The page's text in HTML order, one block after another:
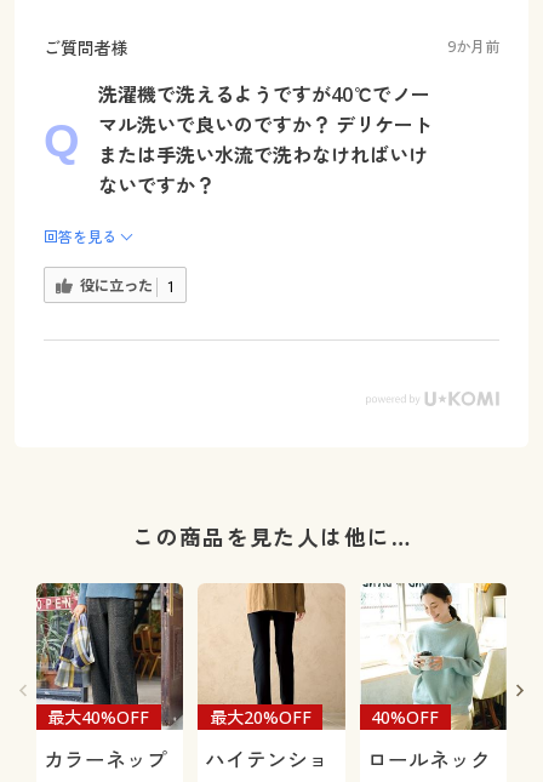
ご質問者様 9か月前
洗濯機で洗えるようですが40℃でノー
マル洗いで良いのですか？ デリケート
または手洗い水流で洗わなければいけ
ないですか？
回答を見る
役に立った 1
この商品を見た人は他に…
カラーネップ
最大40%OFF
ハイテンショ
最大20%OFF
ロールネック
40%OFF